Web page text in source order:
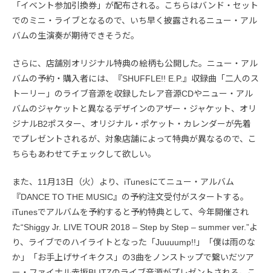
「イベント参加引換券」が配布される。こちらはバンド・セット
でのミニ・ライブとなるので、いち早く披露されるニュー・アル
バムの生演奏が期待できそうだ。
さらに、店舗別オリジナル特典の絵柄も公開した。ニュー・アル
バムの予約・購入者には、『SHUFFLE!! E.P.』収録曲「二人のス
トーリー」のライブ音源を収録したレア音源CDやニュー・アル
バムのジャケットと異なるデザインのアザー・ジャケット、オリ
ジナルB2ポスター、オリジナル・ポケット・カレンダーが先着
でプレゼントされるが、対象店舗によって特典が異なるので、こ
ちらもあわせてチェックして欲しい。
また、11月13日（火）より、iTunesにてニュー・アルバム
『DANCE TO THE MUSIC』の予約注文受付がスタートする。
iTunesでアルバムを予約すると予約特典として、今年開催され
た“Shiggy Jr. LIVE TOUR 2018 – Step by Step – summer ver.”よ
り、ライブでのハイライトとなった「Juuuump!!」「僕は雨のな
か」「お手上げサイキクス」の3曲をノンストップで繋いだツア